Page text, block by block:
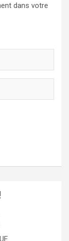
dans votre